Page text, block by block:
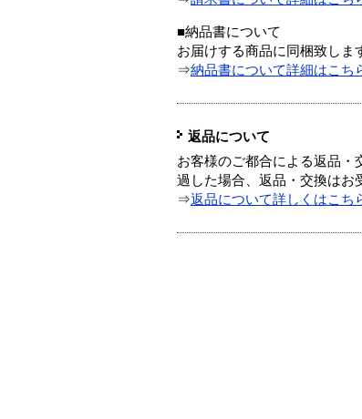
■納品書について
お届けする商品に同梱致しま
⇒納品書について詳細はこち
返品について
お客様のご都合による返品・
過した場合、返品・交換はお
⇒返品について詳しくはこち